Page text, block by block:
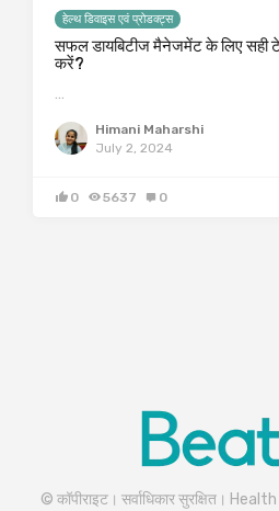
हेल्थ डिवाइस एवं प्रोडक्ट्स
सफल डायबिटीज मैनेजमेंट के लिए सही
करें?
…
Himani Maharshi
July 2, 2024
0 5637 0
© कॉपीराइट। सर्वाधिकार सुरक्षित।